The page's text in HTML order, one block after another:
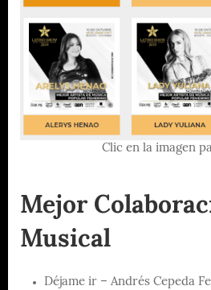
Clic en la imagen
Mejor
Musical
Déjame ir – Andrés Cepeda